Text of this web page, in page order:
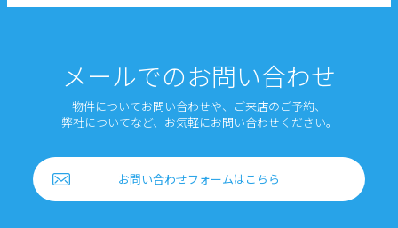
メールでのお問い合わせ
物件についてお問い合わせや、ご来店のご予約、
弊社についてなど、お気軽にお問い合わせください。
お問い合わせフォームはこちら